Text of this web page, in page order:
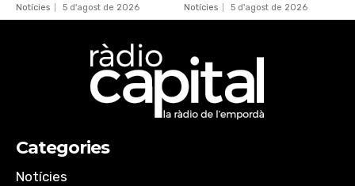
Notícies 5 d'agost de 2026 Notícies 5 d'agost de 2026
Categories
Notícies